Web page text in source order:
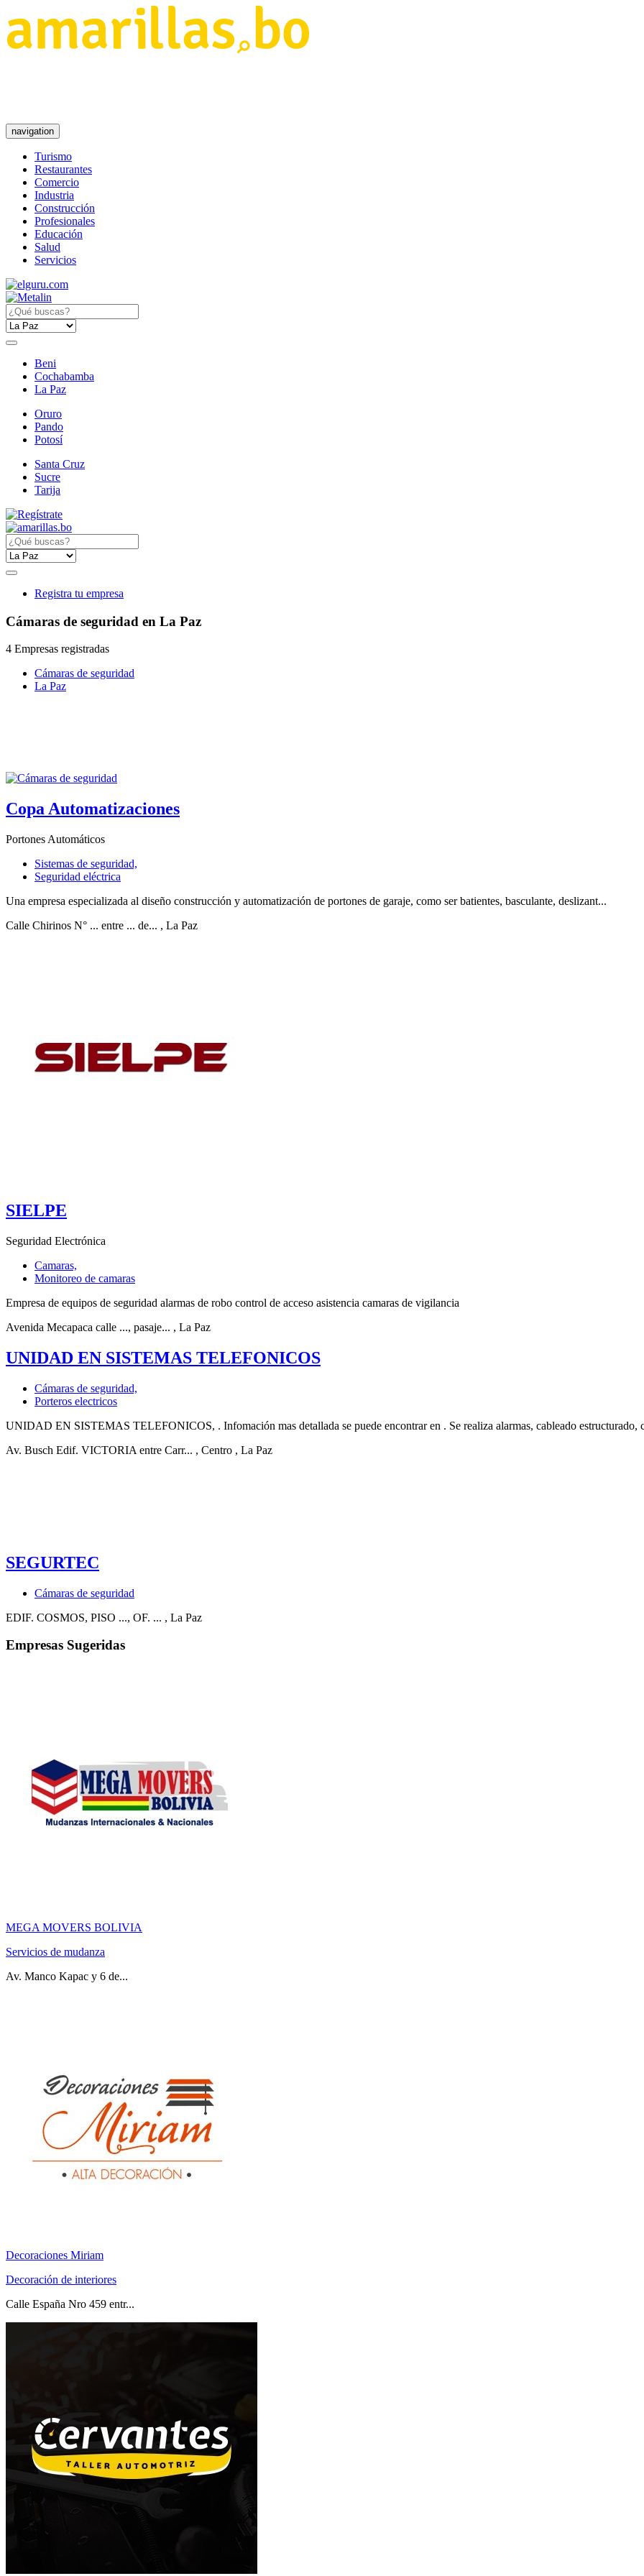
navigation
Turismo
Restaurantes
Comercio
Industria
Construcción
Profesionales
Educación
Salud
Servicios
Beni
Cochabamba
La Paz
Oruro
Pando
Potosí
Santa Cruz
Sucre
Tarija
Registra tu empresa
Cámaras de seguridad en La Paz
4 Empresas registradas
Cámaras de seguridad
La Paz
Copa Automatizaciones
Portones Automáticos
Sistemas de seguridad,
Seguridad eléctrica
Una empresa especializada al diseño construcción y automatización de portones de garaje, como ser batientes, basculante, deslizant...
Calle Chirinos N° ... entre ... de... , La Paz
SIELPE
Seguridad Electrónica
Camaras,
Monitoreo de camaras
Empresa de equipos de seguridad alarmas de robo control de acceso asistencia camaras de vigilancia
Avenida Mecapaca calle ..., pasaje... , La Paz
UNIDAD EN SISTEMAS TELEFONICOS
Cámaras de seguridad,
Porteros electricos
UNIDAD EN SISTEMAS TELEFONICOS, . Infomación mas detallada se puede encontrar en . Se realiza alarmas, cableado estructurado,
Av. Busch Edif. VICTORIA entre Carr... , Centro , La Paz
SEGURTEC
Cámaras de seguridad
EDIF. COSMOS, PISO ..., OF. ... , La Paz
Empresas Sugeridas
MEGA MOVERS BOLIVIA
Servicios de mudanza
Av. Manco Kapac y 6 de...
Decoraciones Miriam
Decoración de interiores
Calle España Nro 459 entr...